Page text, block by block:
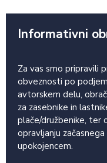
Informativni
Za vas smo pripravili
obveznosti po
avtorskem delu,
za zasebnike in
plače/družbenike, ter
opravljanju
upokojencem.